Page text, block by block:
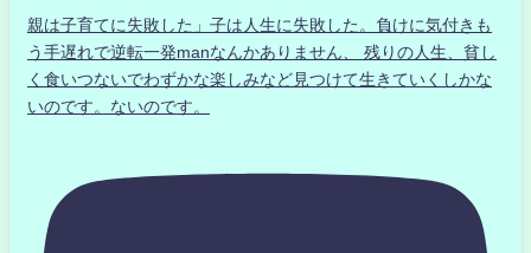
親は子育てに失敗した」子は人生に失敗した。負けに気付きも
う手遅れで逆転一発manなんかありません、 残りの人生、貧し
く食いつないでわずかな楽しみなど見つけて生きていくしかな
いのです。ないのです。